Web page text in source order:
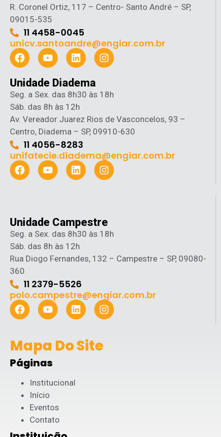
R. Coronel Ortiz, 117 – Centro- Santo André – SP,
09015-535
11 4458-0045
unicv.santoandre@engiar.com.br
Unidade Diadema
Seg. a Sex. das 8h30 às 18h
Sáb. das 8h às 12h
Av. Vereador Juarez Rios de Vasconcelos, 93 –
Centro, Diadema – SP, 09910-630
11 4056-8283
unifatecie.diadema@engiar.com.br
Unidade Campestre
Seg. a Sex. das 8h30 às 18h
Sáb. das 8h às 12h
Rua Diogo Fernandes, 132 – Campestre – SP, 09080-
360
11 2379-5526
polo.campestre@engiar.com.br
Mapa Do Site
Páginas
Institucional
Início
Eventos
Contato